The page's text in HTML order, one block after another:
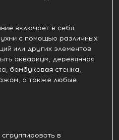
включает в себя
с помощью различных
или других элементов
аквариум, деревянная
бамбуковая стенка,
а также любые
в